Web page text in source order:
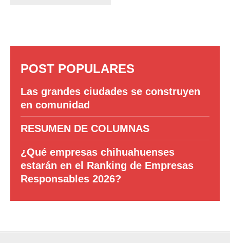
POST POPULARES
Las grandes ciudades se construyen
en comunidad
RESUMEN DE COLUMNAS
¿Qué empresas chihuahuenses
estarán en el Ranking de Empresas
Responsables 2026?